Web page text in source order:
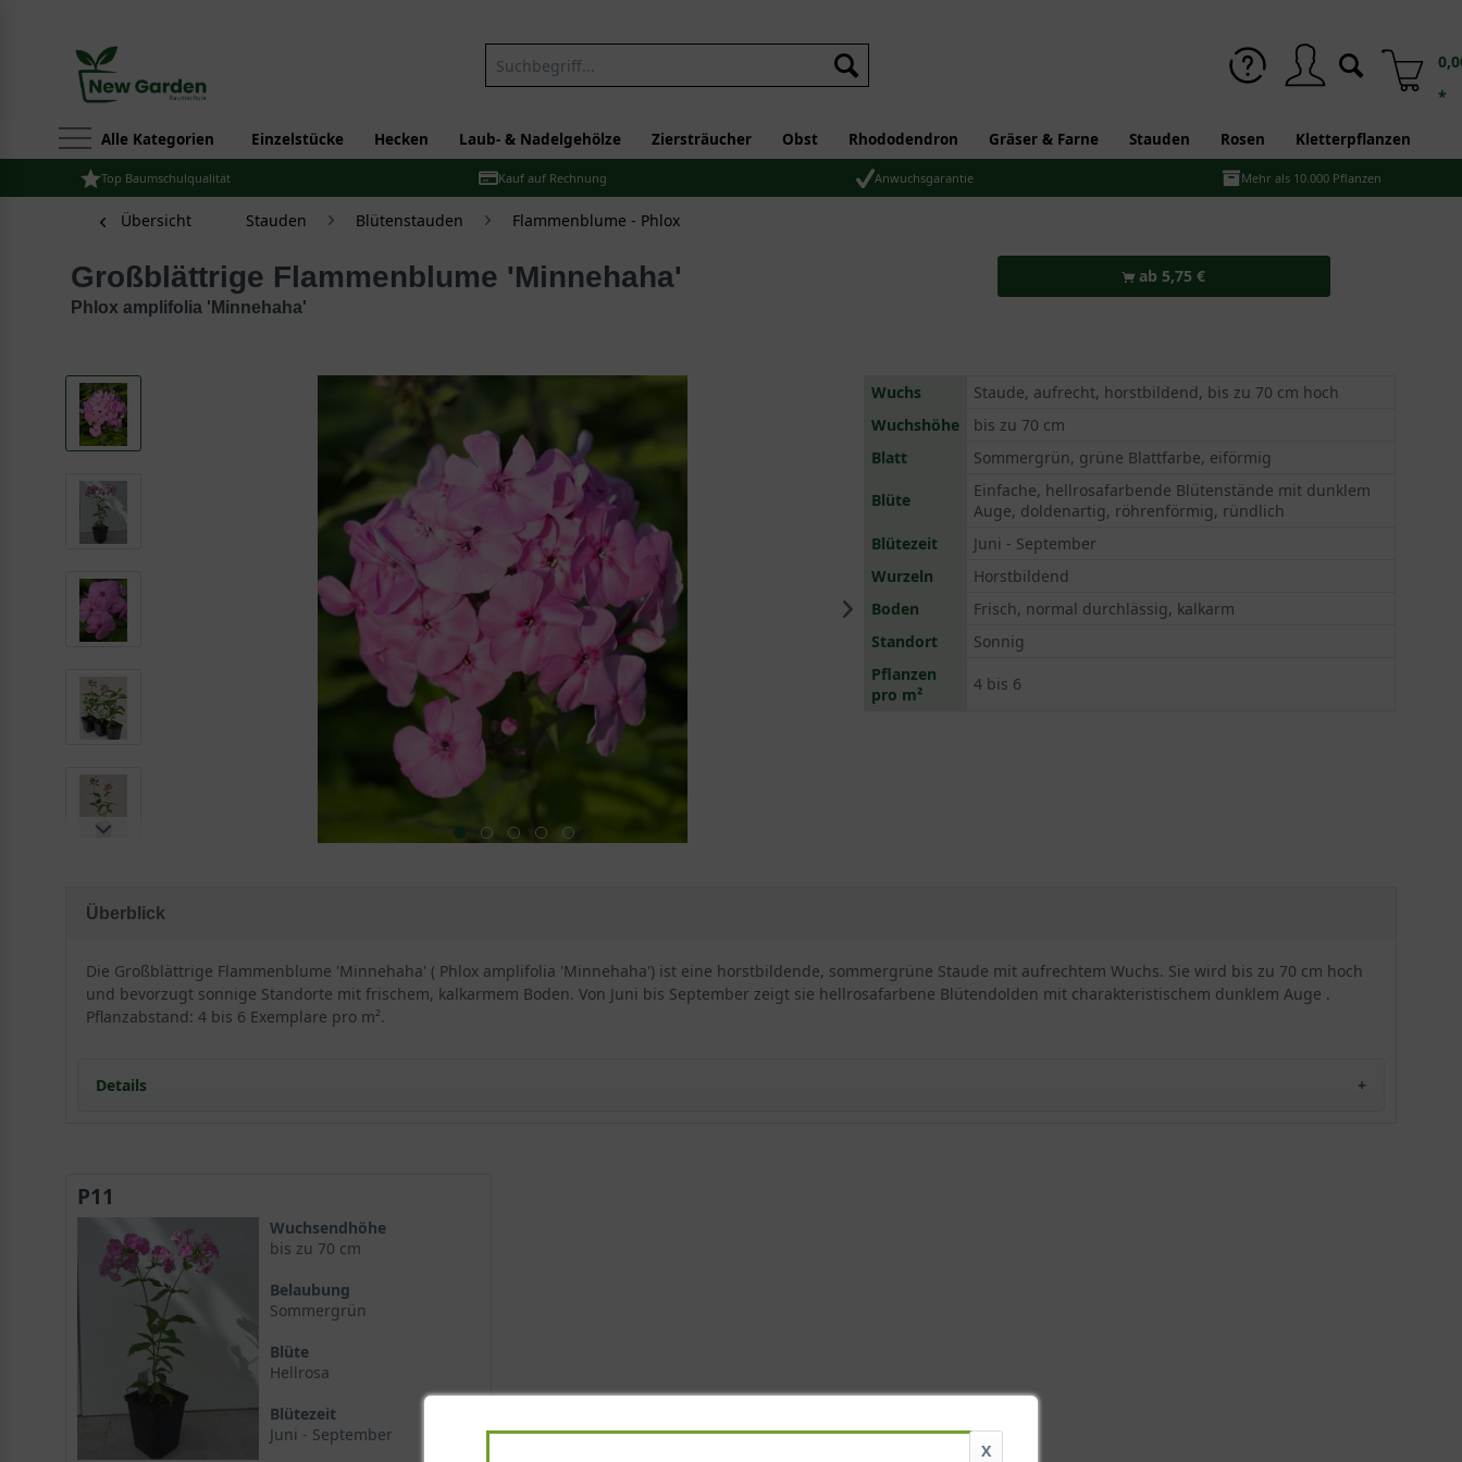
*
Alle Kategorien Einzelstücke Hecken Laub- & Nadelgehölze Ziersträucher Obst Rhododendron Gräser & Farne Stauden Rosen Kletterpflanzen
Top Baumschulqualität Kauf auf Rechnung Anwuchsgarantie Mehr als 10.000 Pflanzen
Übersicht Stauden Blütenstauden Flammenblume - Phlox
Großblättrige Flammenblume 'Minnehaha'
Phlox amplifolia 'Minnehaha'
ab 5,75 €
Wuchs
Staude, aufrecht, horstbildend, bis zu 70 cm hoch
Wuchshöhe
bis zu 70 cm
Blatt
Sommergrün, grüne Blattfarbe, eiförmig
Blüte
Einfache, hellrosafarbende Blütenstände mit dunklem
Auge, doldenartig, röhrenförmig, ründlich
Blütezeit
Juni - September
Wurzeln
Horstbildend
Boden
Frisch, normal durchlässig, kalkarm
Standort
Sonnig
Pflanzen
pro m²
4 bis 6
Überblick
Die Großblättrige Flammenblume 'Minnehaha' ( Phlox amplifolia 'Minnehaha') ist eine horstbildende, sommergrüne Staude mit aufrechtem Wuchs. Sie wird bis zu 70 cm hoch
und bevorzugt sonnige Standorte mit frischem, kalkarmem Boden. Von Juni bis September zeigt sie hellrosafarbene Blütendolden mit charakteristischem dunklem Auge .
Pflanzabstand: 4 bis 6 Exemplare pro m².
Details
Blüte und Belaubung
Standort und Boden
Optimale Standortbedingungen für Phlox amplifolia 'Minnehaha'
Bodenansprüche und Vorbereitung
Blüte und Blattwerk der Großblättrigen Flammenblume 'Minnehaha'
Blütenfarbe und Form von Phlox amplifolia 'Minnehaha'
Laub und Wuchseigenschaften
Verwendung im Garten
Schnittstaude und Beetpflanze
Gehölzrandpflanzung mit Phlox amplifolia 'Minnehaha'
Kombination mit Spätsommerblühern
P11
Wuchsendhöhe
bis zu 70 cm
Belaubung
Sommergrün
Blüte
Hellrosa
Blütezeit
Juni - September
X